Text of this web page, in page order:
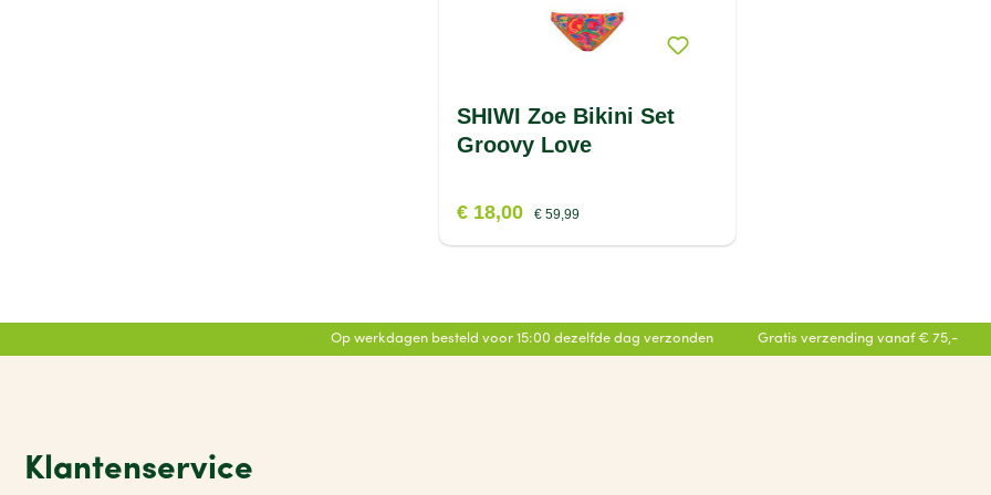
SHIWI Zoe Bikini Set
Groovy Love
€ 18,00 € 59,99
Op werkdagen besteld voor 15:00 dezelfde dag verzonden Gratis verzending vanaf € 75,-
Klantenservice